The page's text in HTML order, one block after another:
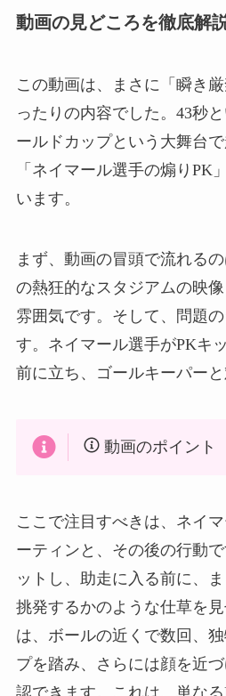
動画の見どころを徹底解
この動画は、まさに「瞬き
ったりの内容でした。43秒
ールドカップという大舞台
「ネイマール選手の煽りPK
います。
まず、動画の冒頭で流れる
の熱狂的なスタジアムの映
雰囲気です。そして、問題
す。ネイマール選手がPKキ
前に立ち、ゴールキーパーと
動画のポイント
ここで注目すべきは、ネイ
ーティンと、その後の行動
ットし、助走に入る前に、
挑発するかのような仕草を
は、ボールの近くで数回、
プを踏み、さらには顔を近